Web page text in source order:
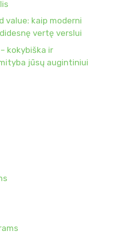
value: kaip moderni
vertę verslui
kokybiška ir
jūsų augintiniui